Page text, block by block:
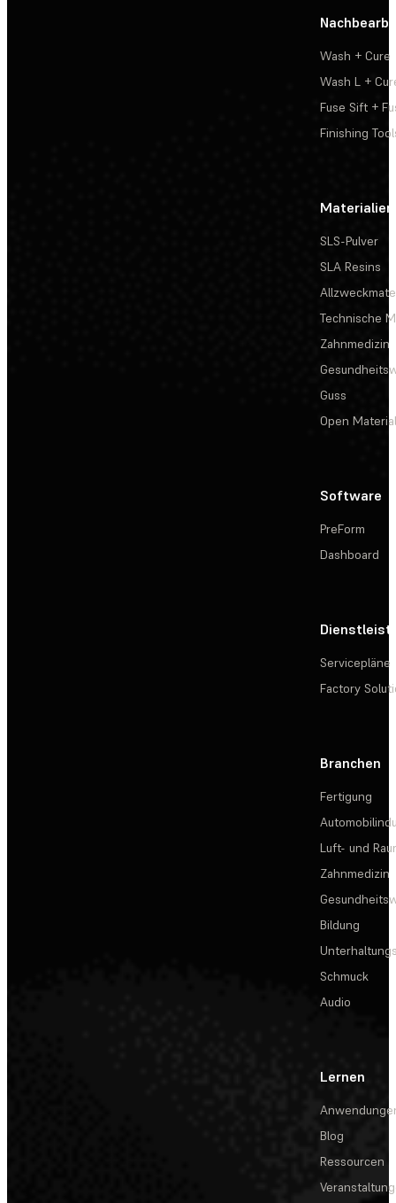
Wash + Cure
Wash L +
Fuse Sift +
Finishing
Materialien
SLS-Pulver
SLA Resins
Technische
Zahnmedizin
Guss
Open
Software
PreForm
Dashboard
Servicepläne
Factory
Branchen
Fertigung
Luft- und
Zahnmedizin
Bildung
Schmuck
Audio
Lernen
Blog
Ressourcen